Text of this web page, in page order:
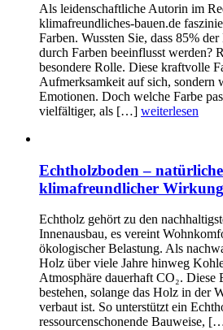
Als leidenschaftliche Autorin im
klimafreundliches-bauen.de
Farben. Wussten Sie, dass 85%
durch Farben beeinflusst werden?
besondere Rolle. Diese kraftvolle
Aufmerksamkeit auf sich, sondern
Emotionen. Doch welche Farbe
vielfältiger, als […] weiterlesen
Echtholzboden –
klimafreundlicher Wirkung
Echtholz gehört zu den
Innenausbau, es vereint
ökologischer Belastung. Als
Holz über viele Jahre hinweg
Atmosphäre dauerhaft CO₂. Diese
bestehen, solange das Holz in der
verbaut ist. So unterstützt ein
ressourcenschonende Bauweise,